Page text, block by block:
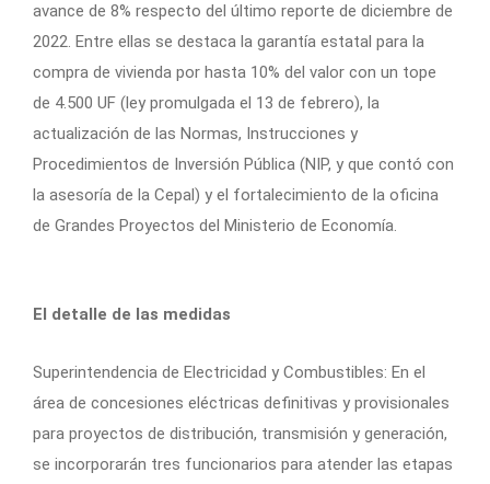
avance de 8% respecto del último reporte de diciembre de
2022. Entre ellas se destaca la garantía estatal para la
compra de vivienda por hasta 10% del valor con un tope
de 4.500 UF (ley promulgada el 13 de febrero), la
actualización de las Normas, Instrucciones y
Procedimientos de Inversión Pública (NIP, y que contó con
la asesoría de la Cepal) y el fortalecimiento de la oficina
de Grandes Proyectos del Ministerio de Economía.
El detalle de las medidas
Superintendencia de Electricidad y Combustibles: En el
área de concesiones eléctricas definitivas y provisionales
para proyectos de distribución, transmisión y generación,
se incorporarán tres funcionarios para atender las etapas